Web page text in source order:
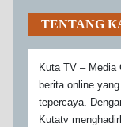
TENTANG
Kuta TV – Media
berita online
tepercaya.
Kutatv